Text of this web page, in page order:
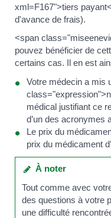
xml=F167">tiers
d'avance de frais).
<span
pouvez bénéficier de
certains cas. Il en est
Votre médecin a mis
médical justifiant ce
d’un des acronymes
Le prix du
prix du médicament
À noter
Tout comme avec
des questions à votre
une difficulté